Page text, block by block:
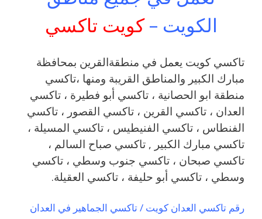
الكويت –كويت تاكسي
تاكسي كويت يعمل في منطقةالقرين بمحافظة
مبارك الكبير والمناطق القريبة ‎ومنها ،تاكسي
منطقة ابو الحصانية ، تاكسي أبو فطيرة ، تاكسي
العدان ، تاكسي القرين ، تاكسي القصور ، تاكسي
الفنطاس ، تاكسي الفنيطيس ، تاكسي المسيلة ،
تاكسي مبارك الكبير , تاكسي صباح السالم ،
تاكسي صبحان ، تاكسي جنوب وسطي ، تاكسي
وسطي ، تاكسي أبو حليفة ، تاكسي العقيلة.
رقم تاكسي العدان كويت / تاكسي الجماهير في العدان